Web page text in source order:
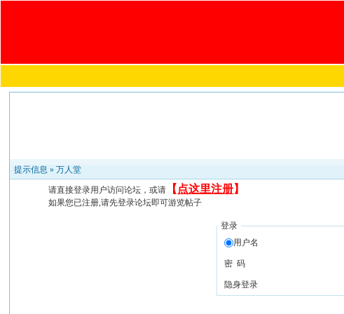
提示信息 »万人堂
请直接登录用户访问论坛，或请 【 点这里注册】
如果您已注册,请先登录论坛即可游览帖子
登录
用户名
密 码
隐身登录